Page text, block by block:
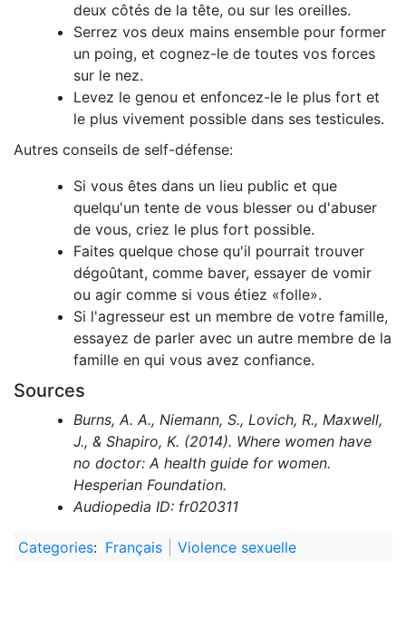
deux côtés de la tête, ou sur les oreilles.
Serrez vos deux mains ensemble pour former
un poing, et cognez-le de toutes vos forces
sur le nez.
Levez le genou et enfoncez-le le plus fort et
le plus vivement possible dans ses testicules.
Autres conseils de self-défense:
Si vous êtes dans un lieu public et que
quelqu'un tente de vous blesser ou d'abuser
de vous, criez le plus fort possible.
Faites quelque chose qu'il pourrait trouver
dégoûtant, comme baver, essayer de vomir
ou agir comme si vous étiez «folle».
Si l'agresseur est un membre de votre famille,
essayez de parler avec un autre membre de la
famille en qui vous avez confiance.
Sources
Burns, A. A., Niemann, S., Lovich, R., Maxwell,
J., & Shapiro, K. (2014). Where women have
no doctor: A health guide for women.
Hesperian Foundation.
Audiopedia ID: fr020311
Categories: Français Violence sexuelle